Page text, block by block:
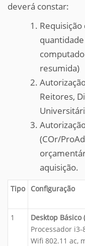
deverá constar:
resumida)
Reitores,
(COr/
aquisição.
Tipo Configuração
1
Desktop Básico
Processador i3-
Wifi 802.11 ac,